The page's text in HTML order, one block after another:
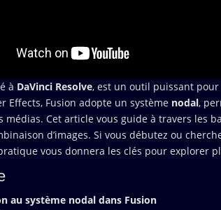
à DaVinci Resolve, est un outil puissant
Effects, Fusion adopte un système nodal,
médias. Cet article vous guide à travers les
d’images. Si vous débutez ou
vous donnera les clés pour explorer
au système nodal dans Fusion